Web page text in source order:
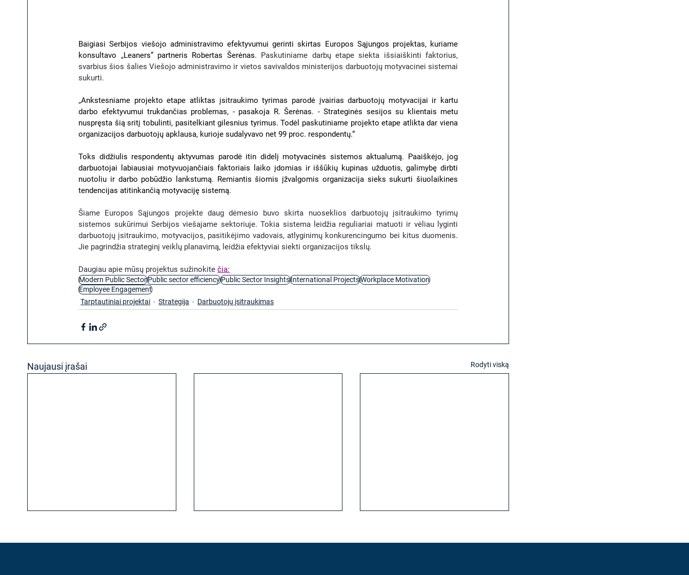
Baigiasi Serbijos viešojo administravimo efektyvumui gerinti skirtas Europos Sąjungos projektas, kuriame
konsultavo „Leaners” partneris Robertas Šerėnas. Paskutiniame darbų etape siekta išsiaiškinti faktorius,
svarbius šios šalies Viešojo administravimo ir vietos savivaldos ministerijos darbuotojų motyvacinei sistemai
sukurti.
„Ankstesniame projekto etape atliktas įsitraukimo tyrimas parodė įvairias darbuotojų motyvacijai ir kartu
darbo efektyvumui trukdančias problemas, - pasakoja R. Šerėnas. - Strateginės sesijos su klientais metu
nuspręsta šią sritį tobulinti, pasitelkiant gilesnius tyrimus. Todėl paskutiniame projekto etape atlikta dar viena
organizacijos darbuotojų apklausa, kurioje sudalyvavo net 99 proc. respondentų.“
Toks didžiulis respondentų aktyvumas parodė itin didelį motyvacinės sistemos aktualumą. Paaiškėjo, jog
darbuotojai labiausiai motyvuojančiais faktoriais laiko įdomias ir iššūkių kupinas užduotis, galimybę dirbti
nuotoliu ir darbo pobūdžio lankstumą. Remiantis šiomis įžvalgomis organizacija sieks sukurti šiuolaikines
tendencijas atitinkančią motyvaciję sistemą.
Šiame Europos Sąjungos projekte daug dėmesio buvo skirta nuoseklios darbuotojų įsitraukimo tyrimų
sistemos sukūrimui Serbijos viešajame sektoriuje. Tokia sistema leidžia reguliariai matuoti ir vėliau lyginti
darbuotojų įsitraukimo, motyvacijos, pasitikėjimo vadovais, atlyginimų konkurencingumo bei kitus duomenis.
Jie pagrindžia strateginį veiklų planavimą, leidžia efektyviai siekti organizacijos tikslų.
Daugiau apie mūsų projektus sužinokite čia:
Modern Public SectorPublic sector efficiencyPublic Sector InsightsInternational ProjectsWorkplace Motivation
Employee Engagement
Tarptautiniai projektai
Strategija Darbuotojų įsitraukimas
Naujausi įrašai Rodyti viską